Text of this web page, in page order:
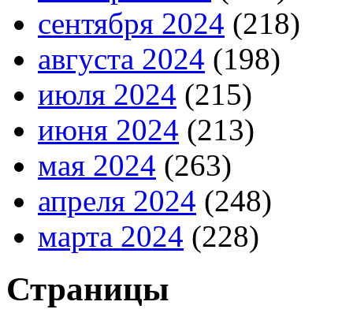
сентября 2024 (218)
августа 2024 (198)
июля 2024 (215)
июня 2024 (213)
мая 2024 (263)
апреля 2024 (248)
марта 2024 (228)
Страницы